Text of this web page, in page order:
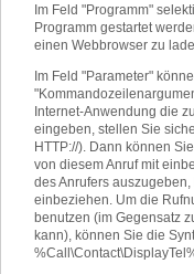
Im Feld "Programm"
Programm gestartet
einen Webbrowser zu
Im Feld "Parameter"
Internet-Anwendung die
eingeben, stellen Sie
HTTP://). Dann können
von diesem Anruf mit
des Anrufers
einbeziehen. Um die
benutzen (im Gegensatz
kann), können Sie die